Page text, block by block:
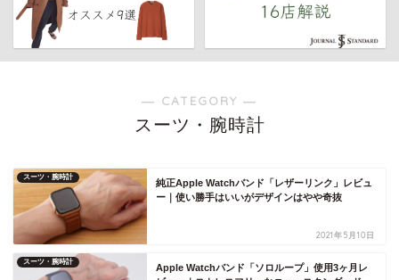
― CATEGORY ―
スーツ・腕時計
スーツ・腕時計
純正Apple Watchバンド「レザーリンク」レビュ
ー｜使い勝手はいいがデザインはやや奇抜
2021年5月10日
スーツ・腕時計
Apple Watchバンド「ソロループ」使用3ヶ月レ